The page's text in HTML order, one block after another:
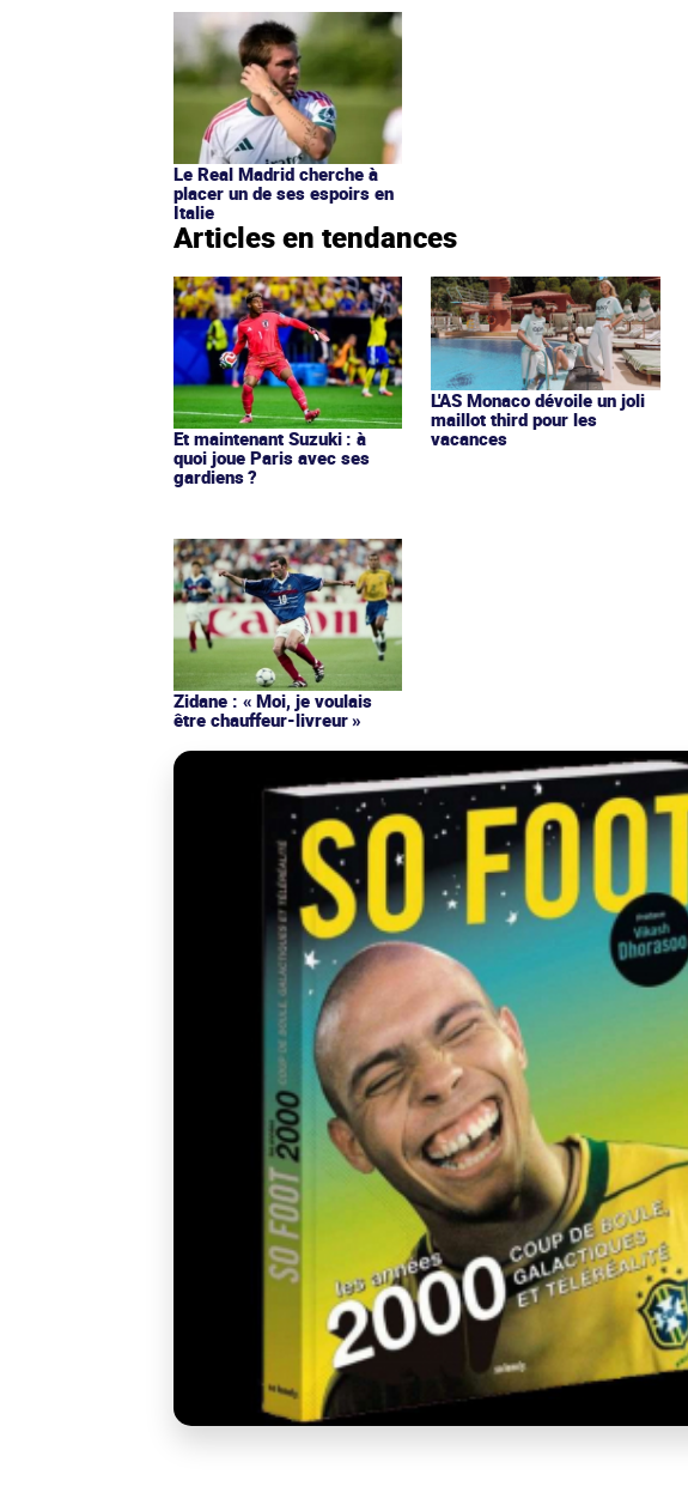
Le Real Madrid cherche à
placer un de ses espoirs en
Italie
Articles en tendances
Et maintenant Suzuki : à
quoi joue Paris avec ses
gardiens ?
L'AS Monaco dévoile un joli
maillot third pour les
vacances
Zidane : « Moi, je voulais
être chauffeur-livreur »